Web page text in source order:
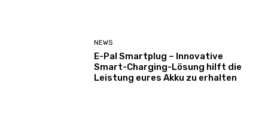
NEWS
E-Pal Smartplug – Innovative
Smart-Charging-Lösung hilft die
Leistung eures Akku zu erhalten